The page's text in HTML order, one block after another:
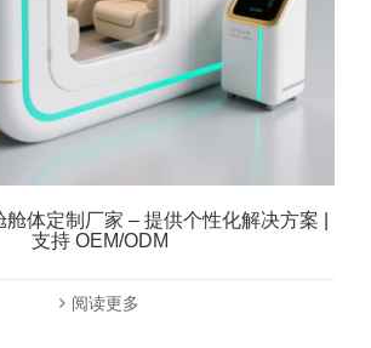
体定制厂家 – 提供个性化解决方案 |
支持 OEM/ODM
阅读更多